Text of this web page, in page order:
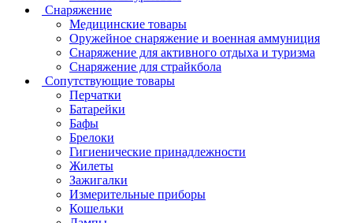
Снаряжение
Медицинские товары
Оружейное снаряжение и военная аммуниция
Снаряжение для активного отдыха и туризма
Снаряжение для страйкбола
Сопутствующие товары
Перчатки
Батарейки
Бафы
Брелоки
Гигиенические принадлежности
Жилеты
Зажигалки
Измерительные приборы
Кошельки